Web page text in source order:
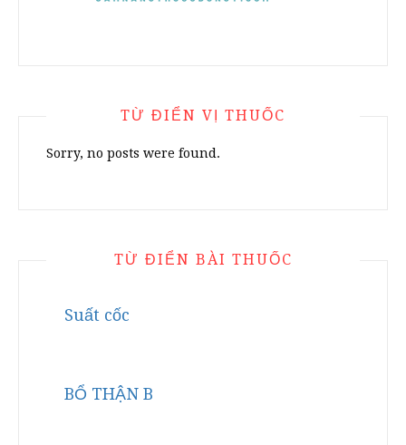
TỪ ĐIỂN VỊ THUỐC
Sorry, no posts were found.
TỪ ĐIỂN BÀI THUỐC
Suất cốc
BỔ THẬN B